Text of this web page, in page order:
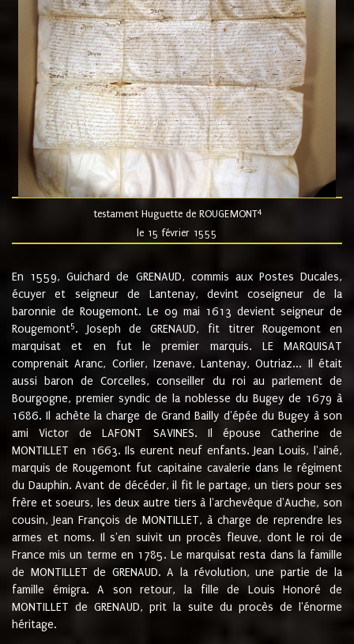
testament Huguette de ROUGEMONT4
le 15 février 1555
En 1559, Guichard de GRENAUD, commis aux Postes Ducales,
écuyer et seigneur de Lantenay, devint coseigneur de la
baronnie de Rougemont. Le 09 mai 1613 devient seigneur de
Rougemont5. Joseph de GRENAUD, fit titrer Rougemont en
marquisat et en fut le premier marquis. LE MARQUISAT
comprenait Aranc, Corlier, Izenave, Lantenay, Outriaz... Il était
aussi baron de Corcelles, conseiller du roi au parlement de
Bourgogne, premier syndic de la noblesse du Bugey de 1679 à
1686. Il achète la charge de Grand Bailly d'épée du Bugey à son
ami Victor de LAFONT SAVINES. Il épouse Catherine de
MONTILLET en 1663. Ils eurent neuf enfants. Jean Louis, l'ainé,
marquis de Rougemont fut capitaine cavalerie dans le régiment
du Dauphin. Avant de décéder, il fit le partage, un tiers pour ses
frère et soeurs, les deux autre tiers à l'archevêque d'Auche, son
cousin, Jean François de MONTILLET, à charge de reprendre les
armes et noms. Il s'en suivit un procès fleuve, dont le roi de
France mis un terme en 1785. Le marquisat resta dans la famille
de MONTILLET de GRENAUD. A la révolution, une partie de la
famille émigra. A son retour, la fille de Louis Honoré de
MONTILLET de GRENAUD, prit la suite du procès de l'énorme
héritage.